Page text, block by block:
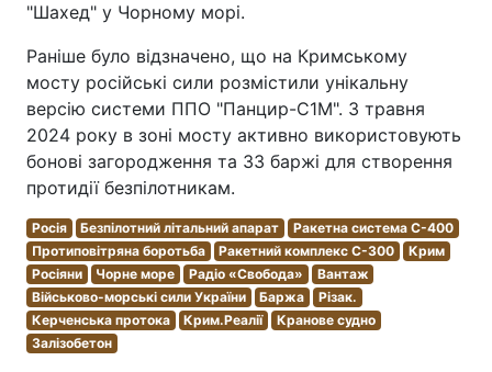
"Шахед" у Чорному морі.
Раніше було відзначено, що на Кримському
мосту російські сили розмістили унікальну
версію системи ППО "Панцир-С1М". З травня
2024 року в зоні мосту активно використовують
бонові загородження та 33 баржі для створення
протидії безпілотникам.
Росія Безпілотний літальний апарат
Ракетна система С-400
Протиповітряна боротьба
Ракетний комплекс С-300
Крим
Росіяни
Чорне море Радіо «Свобода»
Вантаж
Військово-морські сили України
Баржа
Різак.
Керченська протока
Крим.Реалії
Кранове судно
Залізобетон